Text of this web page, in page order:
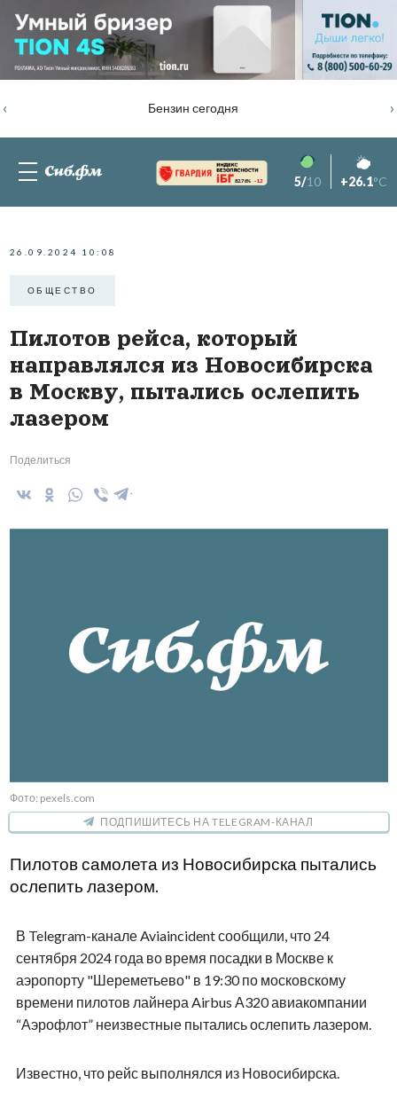
Бензин сегодня
‹ ›
82.76% -1.2 5/10 +26.1°C
26.09.2024 10:08
ОБЩЕСТВО
Пилотов рейса, который
направлялся из Новосибирска
в Москву, пытались ослепить
лазером
Поделиться
Фото: pexels.com
ПОДПИШИТЕСЬ НА TELEGRAM-КАНАЛ
Пилотов самолета из Новосибирска пытались
ослепить лазером.
В Telegram-канале Aviaincident сообщили, что 24
сентября 2024 года во время посадки в Москве к
аэропорту "Шереметьево" в 19:30 по московскому
времени пилотов лайнера Airbus А320 авиакомпании
“Аэрофлот” неизвестные пытались ослепить лазером.
Известно, что рейс выполнялся из Новосибирска.